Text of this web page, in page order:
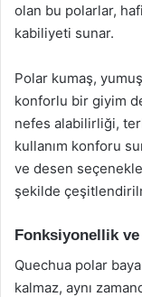
olan bu polarlar,
kabiliyeti sunar.
Polar kumaş,
konforlu bir giyim
nefes alabilirliği,
kullanım konforu
ve desen
şekilde
Fonksiyonellik
Quechua polar
kalmaz, aynı